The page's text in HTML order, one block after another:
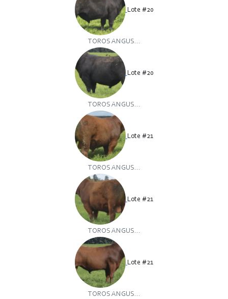
Lote #20
TOROS ANGUS...
Lote #20
TOROS ANGUS...
Lote #21
TOROS ANGUS...
Lote #21
TOROS ANGUS...
Lote #21
TOROS ANGUS...